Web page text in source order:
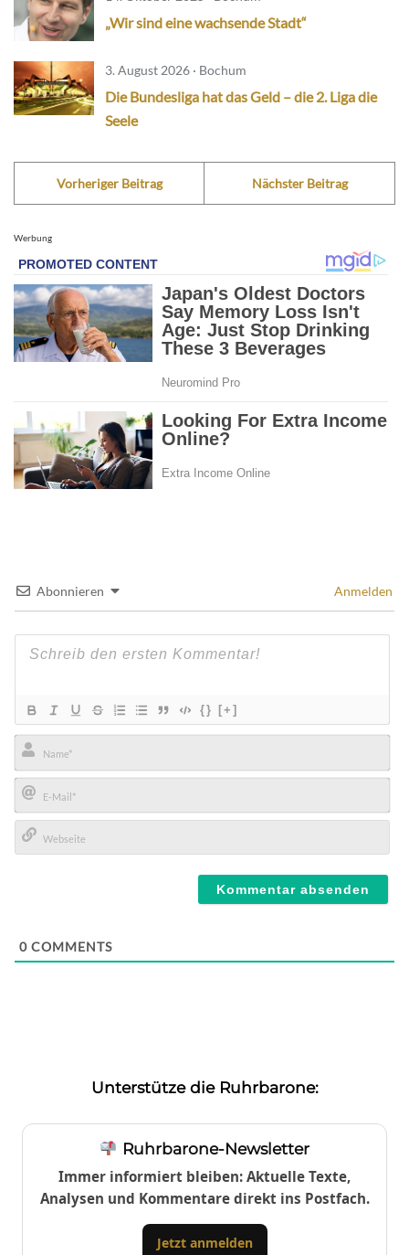
„Wir sind eine wachsende Stadt“
3. August 2026 · Bochum
Die Bundesliga hat das Geld – die 2. Liga die
Seele
Vorheriger Beitrag Nächster Beitrag
Werbung
Abonnieren Anmelden
{} [+]
Name*
E-
Mail*
0 COMMENTS
Unterstütze die Ruhrbarone:
Ruhrbarone-Newsletter
Immer informiert bleiben: Aktuelle Texte,
Analysen und Kommentare direkt ins Postfach.
Jetzt anmelden